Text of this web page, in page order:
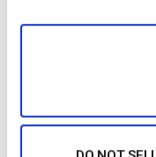
Aunque el HLS admite